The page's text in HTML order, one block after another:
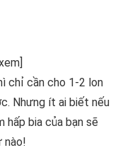
chỉ cần cho 1-2 lon
Nhưng ít ai biết nếu
hấp bia của bạn sẽ
nào!